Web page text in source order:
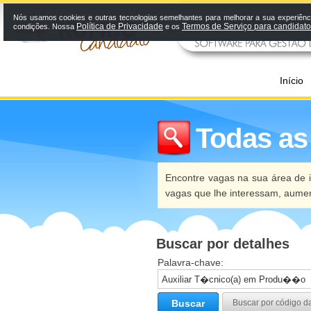
Início
Todas
Encontre vagas na sua área
vagas que lhe interessam,
Buscar por detalhes
Palavra-chave:
Buscar Buscar por código
Nós usamos cookies e outras tecnologias semelhantes para melhorar a sua
condições. Nossa Política de Privacidade e os Termos de Serviço para